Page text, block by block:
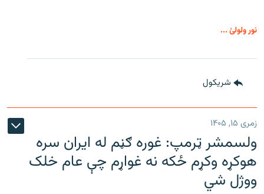
نور ولولئ ...
شريکول
زمری ۱۵, ۱۴۰۵
ولسمشر ټرمپ: غوره ګڼم له ایران سره
هوکړه وکړم ځکه نه غواړم چې عام خلک
ووژل شي